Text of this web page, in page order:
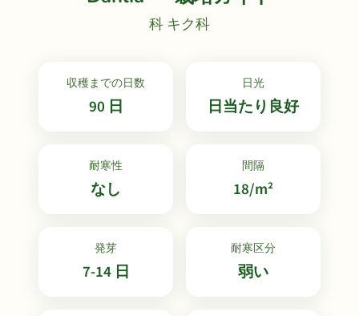
科 キク科
収穫までの日数
90 日
日光
日当たり良好
耐寒性
なし
間隔
18/m²
発芽
7-14 日
耐寒区分
弱い